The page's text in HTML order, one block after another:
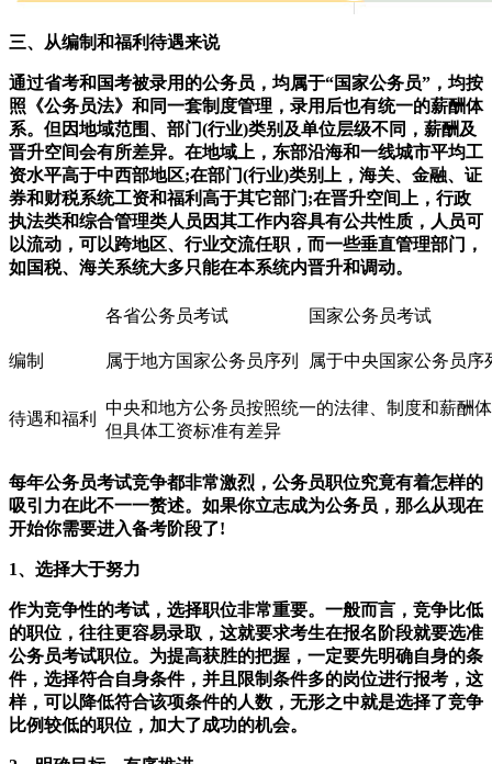
三、从编制和福利待遇来说
通过省考和国考被录用的公务员，均属于“国家公务员”，均按
照《公务员法》和同一套制度管理，录用后也有统一的薪酬体
系。但因地域范围、部门(行业)类别及单位层级不同，薪酬及
晋升空间会有所差异。在地域上，东部沿海和一线城市平均工
资水平高于中西部地区;在部门(行业)类别上，海关、金融、证
券和财税系统工资和福利高于其它部门;在晋升空间上，行政
执法类和综合管理类人员因其工作内容具有公共性质，人员可
以流动，可以跨地区、行业交流任职，而一些垂直管理部门，
如国税、海关系统大多只能在本系统内晋升和调动。
各省公务员考试 国家公务员考试
编制 属于地方国家公务员序列 属于中央国家公务员序
待遇和福利
中央和地方公务员按照统一的法律、制度和薪酬
但具体工资标准有差异
每年公务员考试竞争都非常激烈，公务员职位究竟有着怎样的
吸引力在此不一一赘述。如果你立志成为公务员，那么从现在
开始你需要进入备考阶段了!
1、选择大于努力
作为竞争性的考试，选择职位非常重要。一般而言，竞争比低
的职位，往往更容易录取，这就要求考生在报名阶段就要选准
公务员考试职位。为提高获胜的把握，一定要先明确自身的条
件，选择符合自身条件，并且限制条件多的岗位进行报考，这
样，可以降低符合该项条件的人数，无形之中就是选择了竞争
比例较低的职位，加大了成功的机会。